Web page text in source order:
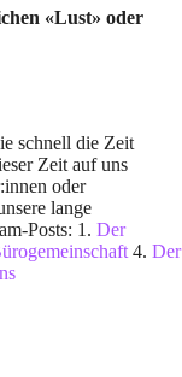
«Lust» oder
schnell die Zeit
Zeit auf uns
oder
lange
Posts: 1. Der
4. Der